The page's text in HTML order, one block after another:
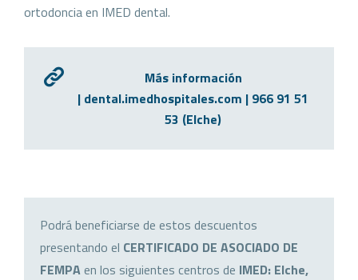
ortodoncia en IMED dental.
Más información
| dental.imedhospitales.com | 966 91 51
53 (Elche)
Podrá beneficiarse de estos descuentos
presentando el CERTIFICADO DE ASOCIADO DE
FEMPAen los siguientes centros de IMED: Elche,